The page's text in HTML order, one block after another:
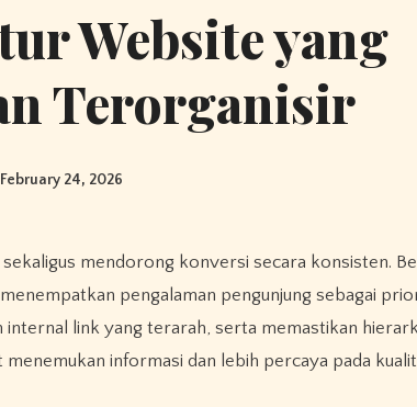
Website yang
Terorganisir
February 24, 2026
pengalaman pengunjung sebagai
internal link yang terarah, serta memastikan
informasi dan lebih percaya pada